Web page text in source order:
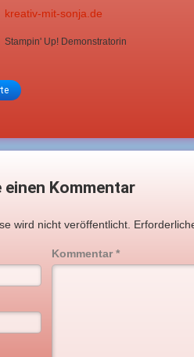
kreativ-mit-sonja.de
Stampin' Up! Demonstratorin
einen Kommentar
wird nicht veröffentlicht.
Kommentar*